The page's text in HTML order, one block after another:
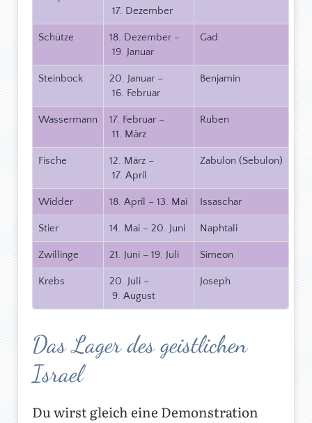
17. Dezember
Schütze
18. Dezember –
19. Januar
Gad
Steinbock
20. Januar –
16. Februar
Benjamin
Wassermann
17. Februar –
11. März
Ruben
Fische
12. März –
17. April
Zabulon (Sebulon)
Widder 18. April – 13. Mai Issaschar
Stier 14. Mai – 20. Juni Naphtali
Zwillinge 21. Juni – 19. Juli Simeon
Krebs
20. Juli –
9. August
Joseph
Das Lager des geistlichen
Israel
Du wirst gleich eine Demonstration